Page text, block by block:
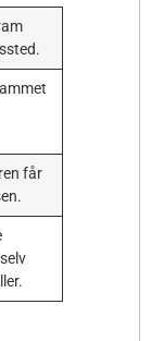
får